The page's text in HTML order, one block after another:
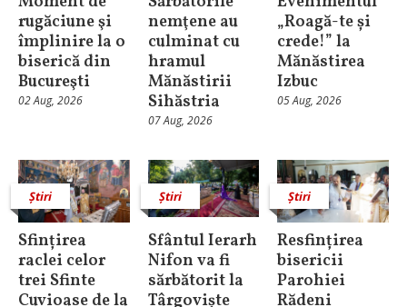
rugăciune şi
împlinire la o
biserică din
Bucureşti
02 Aug, 2026
nemţene au
culminat cu
hramul
Mănăstirii
Sihăstria
07 Aug, 2026
„Roagă-te și
crede!” la
Mănăstirea
Izbuc
05 Aug, 2026
Știri
Sfințirea
raclei celor
trei Sfinte
Cuvioase de la
Știri
Sfântul Ierarh
Nifon va fi
sărbătorit la
Târgoviște
Știri
Resfințirea
bisericii
Parohiei
Rădeni